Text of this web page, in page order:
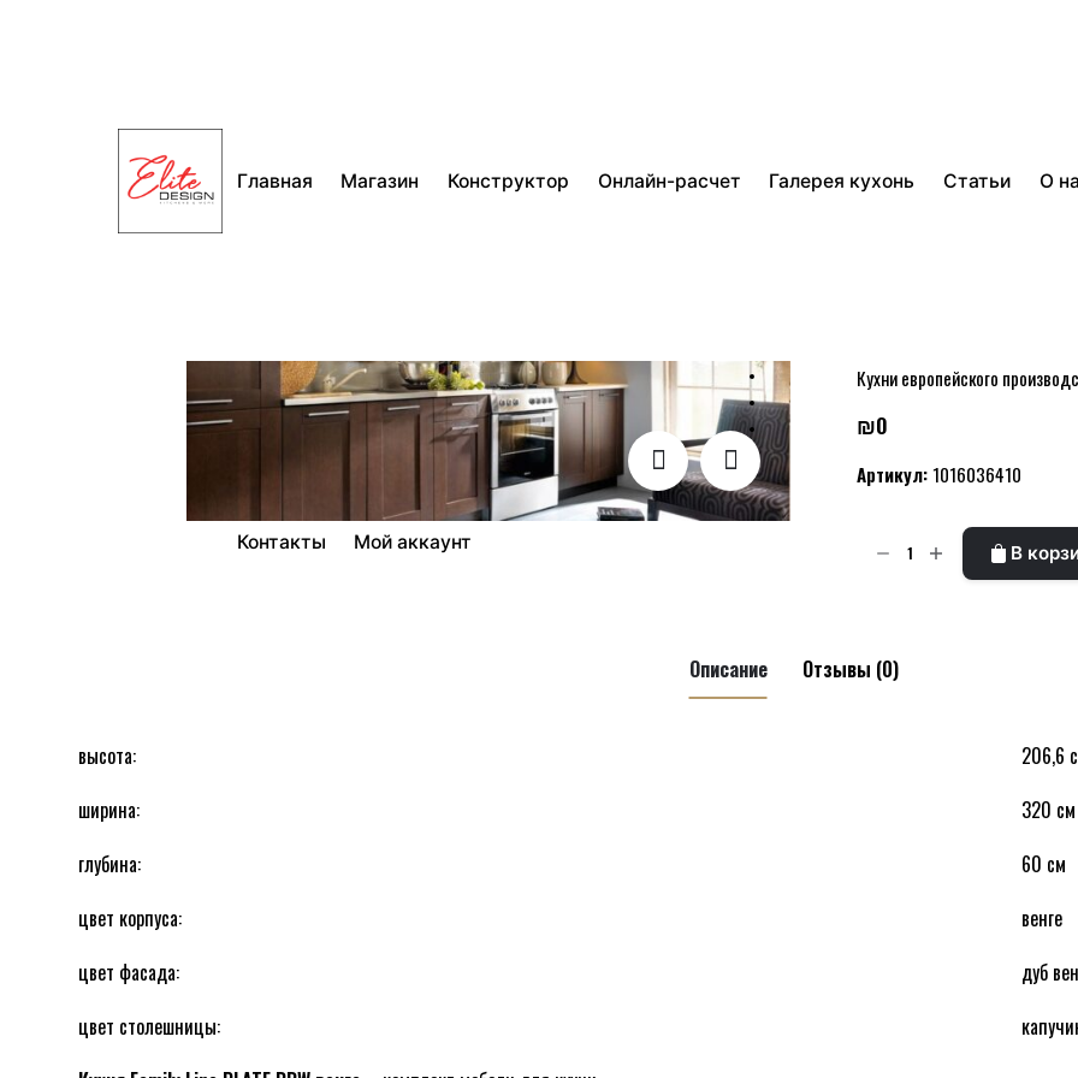
Главная Магазин Конструктор Онлайн-расчет Галерея кухонь Статьи О
Контакты Мой аккаунт
Кухни европейского
₪0
Артикул:1016036410
Количество
PLATE
Кухня
В
Описание Отзывы (0)
высота:
206,6
ширина:
320 см
глубина:
60 см
цвет корпуса:
венге
цвет фасада:
дуб
цвет столешницы: